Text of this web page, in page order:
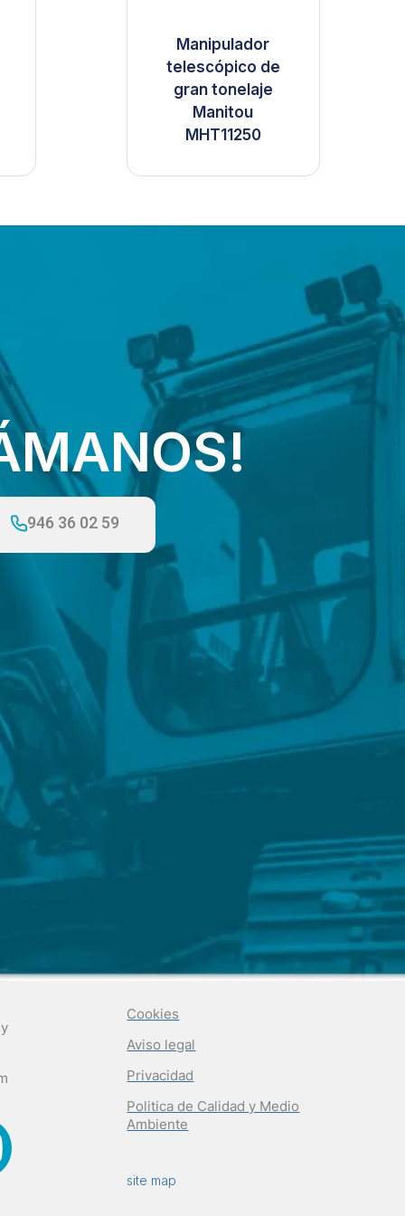
Manipulador
telescópico de
gran tonelaje
Manitou
MHT11250
946 36 02 59
Cookies
Aviso legal
Privacidad
Politica de Calidad y Medio
Ambiente
site map